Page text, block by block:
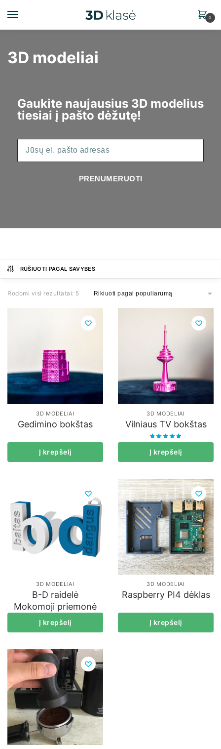
0
3D modeliai
Gaukite naujausius 3D modelius
tiesiai į pašto dėžutę!
PRENUMERUOTI
RŪŠIUOTI PAGAL SAVYBES
Rodomi visi rezultatai: 5
3D MODELIAI
Gedimino bokštas
Į krepšelį
3D MODELIAI
Vilniaus TV bokštas
Į krepšelį
3D MODELIAI
B-D raidelė
Mokomoji priemonė
Į krepšelį
3D MODELIAI
Raspberry PI4 dėklas
Į krepšelį